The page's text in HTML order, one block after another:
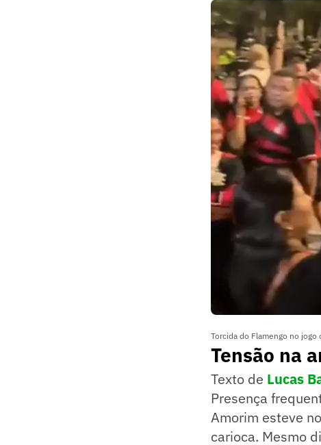
Torcida do Flamengo no
Tensão na
Texto de Lucas
Presença
Amorim esteve
carioca. Mesmo